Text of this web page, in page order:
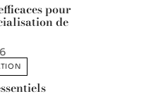
pour
de